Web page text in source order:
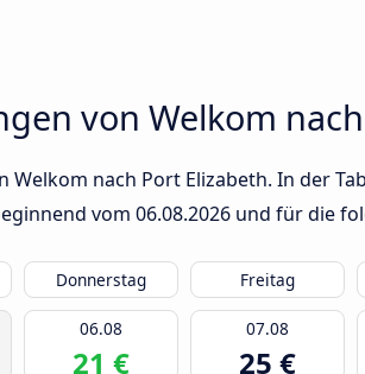
von Welkom
Welkom nach Port Elizabeth. In der
vom 06.08.2026 und für die
Donnerstag Freitag
06.08
21 €
07.08
25 €